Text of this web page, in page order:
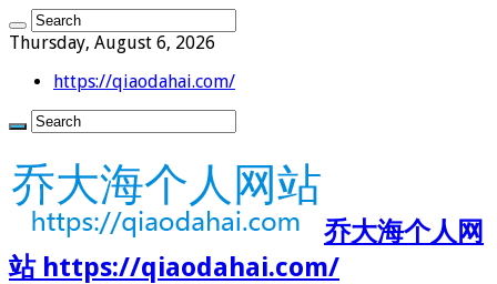
Thursday, August 6, 2026
https://qiaodahai.com/
乔大海个人网
站 https://qiaodahai.com/